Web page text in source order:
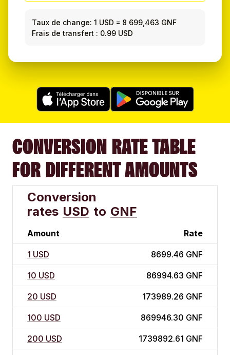
Taux de change: 1 USD = 8 699,463 GNF
Frais de transfert : 0.99 USD
CONVERSION RATE TABLE
FOR DIFFERENT AMOUNTS
Conversion
rates USD to GNF
Amount Rate
1 USD 8699.46 GNF
10 USD 86994.63 GNF
20 USD 173989.26 GNF
100 USD 869946.30 GNF
200 USD 1739892.61 GNF